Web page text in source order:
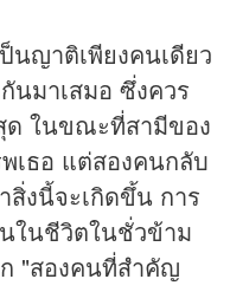
นญาติเพียงคนเดียว
นมาเสมอ ซึ่งควร
ด ในขณะที่สามีของ
เธอ แต่สองคนกลับ
สิ่งนี้จะเกิดขึ้น การ
ในชีวิตในชั่วข้าม
"สองคนที่สำคัญ